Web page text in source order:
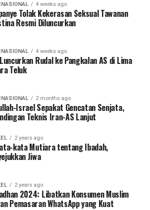
4 weeks ago
Tolak Kekerasan Seksual Tawanan
Resmi Diluncurkan
4 weeks ago
Rudal ke Pangkalan AS di Lima
Teluk
2 months ago
Israel Sepakat Gencatan Senjata,
Teknis Iran-AS Lanjut
2 years ago
kata Mutiara tentang Ibadah,
Jiwa
2 years ago
2024: Libatkan Konsumen Muslim
Pemasaran WhatsApp yang Kuat